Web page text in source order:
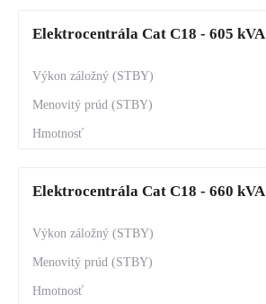
Elektrocentrála Cat C18 - 605 kVA
Elektrocentrála Cat C18 - 660 kVA